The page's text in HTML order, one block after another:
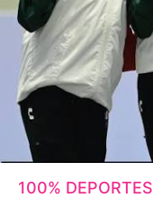
100% DEPORTES